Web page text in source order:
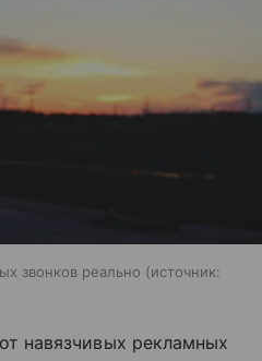
звонков реально
источник:
навязчивых рекламных